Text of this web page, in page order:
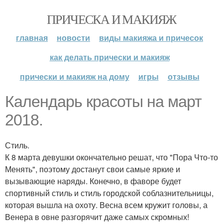
ПРИЧЕСКА И МАКИЯЖ
главная новости
виды макияжа и причесок
как делать прически и макияж
прически и макияж на дому
игры отзывы
Календарь красоты на март
2018.
Стиль.
К 8 марта девушки окончательно решат, что "Пора Что-то
Менять", поэтому достанут свои самые яркие и
вызывающие наряды. Конечно, в фаворе будет
спортивный стиль и стиль городской соблазнительницы,
которая вышла на охоту. Весна всем кружит головы, а
Венера в овне разгорячит даже самых скромных!